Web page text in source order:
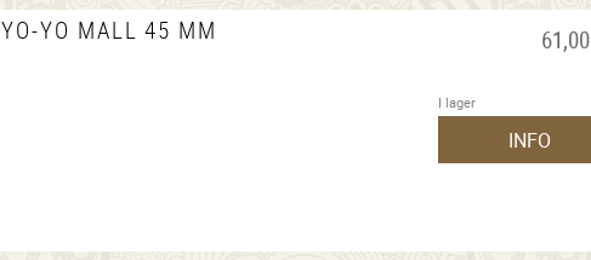
YO-YO MALL 45 MM 61,00
I lager
INFO